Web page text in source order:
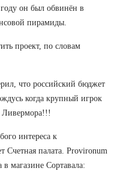
он был обвинён в
пирамиды.
проект, по словам
что российский бюджет
когда крупный игрок
Ливермора!!!
интереса к
Счетная палата. Provironum
магазине Сортавала: